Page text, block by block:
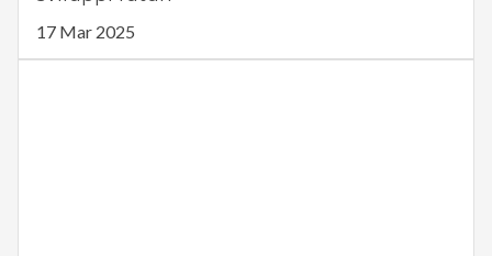
17 Mar 2025